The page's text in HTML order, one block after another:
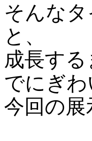
そんな
と、
成長す
でにぎわ
今回の